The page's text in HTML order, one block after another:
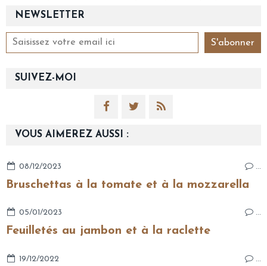
NEWSLETTER
SUIVEZ-MOI
VOUS AIMEREZ AUSSI :
08/12/2023 …
Bruschettas à la tomate et à la mozzarella
05/01/2023 …
Feuilletés au jambon et à la raclette
19/12/2022 …